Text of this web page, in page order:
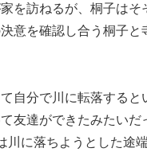
を訪ねるが、桐子は
意を確認し合う桐子
自分で川に転落する
友達ができたみたい
に落ちようとした途